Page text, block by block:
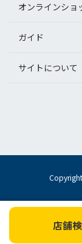
店舗
オンラインショ
ガイド
サイトについて